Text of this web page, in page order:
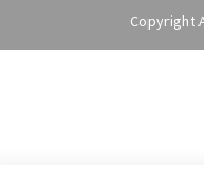
Copyright